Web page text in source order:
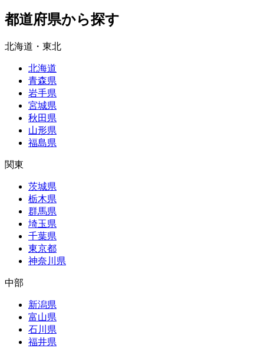
都道府県から探す
北海道・東北
北海道
青森県
岩手県
宮城県
秋田県
山形県
福島県
関東
茨城県
栃木県
群馬県
埼玉県
千葉県
東京都
神奈川県
中部
新潟県
富山県
石川県
福井県